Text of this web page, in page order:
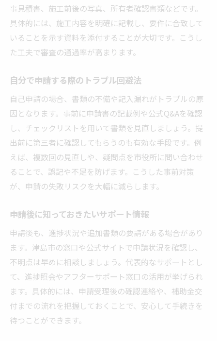
事見積書、施工前後の写真、所有者確認書類などです。
具体的には、施工内容を明確に記載し、要件に合致して
いることを示す資料を添付することが大切です。こうし
た工夫で審査の通過率が高まります。
自分で申請する際のトラブル回避法
自己申請の場合、書類の不備や記入漏れがトラブルの原
因となります。事前に申請書の記載例や公式Q&Aを確認
し、チェックリストを用いて書類を見直しましょう。提
出前に第三者に確認してもらうのも有効な手段です。例
えば、複数回の見直しや、疑問点を市役所に問い合わせ
ることで、誤記や不足を防げます。こうした事前対策
が、申請の失敗リスクを大幅に減らします。
申請後に知っておきたいサポート情報
申請後も、進捗状況や追加書類の要請がある場合があり
ます。津島市の窓口や公式サイトで申請状況を確認し、
不明点は早めに相談しましょう。代表的なサポートとし
て、進捗照会やアフターサポート窓口の活用が挙げられ
ます。具体的には、申請受理後の確認連絡や、補助金交
付までの流れを把握しておくことで、安心して手続きを
待つことができます。